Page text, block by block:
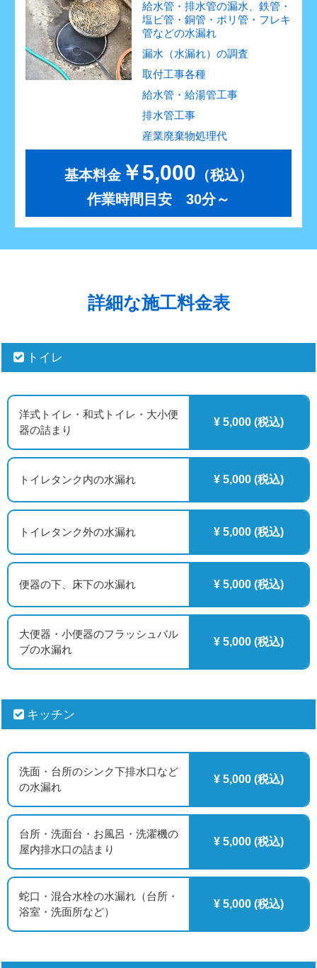
給水管・排水管の漏水、鉄管・
塩ビ管・銅管・ポリ管・フレキ
管などの水漏れ
漏水（水漏れ）の調査
取付工事各種
給水管・給湯管工事
排水管工事
産業廃棄物処理代
基本料金￥5,000 （税込）
作業時間目安 30分～
詳細な施工料金表
トイレ
洋式トイレ・和式トイレ・大小便
器の詰まり
¥ 5,000 (税込)
トイレタンク内の水漏れ ¥ 5,000 (税込)
トイレタンク外の水漏れ ¥ 5,000 (税込)
便器の下、床下の水漏れ ¥ 5,000 (税込)
大便器・小便器のフラッシュバル
ブの水漏れ
¥ 5,000 (税込)
キッチン
洗面・台所のシンク下排水口など
の水漏れ
¥ 5,000 (税込)
台所・洗面台・お風呂・洗濯機の
屋内排水口の詰まり
¥ 5,000 (税込)
蛇口・混合水栓の水漏れ（台所・
浴室・洗面所など）
¥ 5,000 (税込)